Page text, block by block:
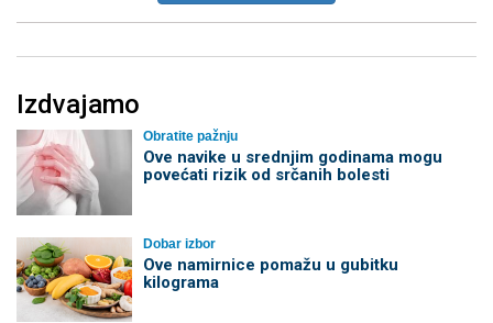
Izdvajamo
Obratite pažnju
Ove navike u srednjim godinama mogu
povećati rizik od srčanih bolesti
Dobar izbor
Ove namirnice pomažu u gubitku
kilograma